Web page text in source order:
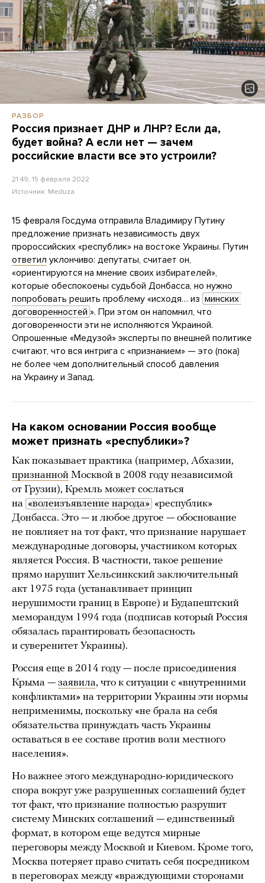
РАЗБОР
Россия признает ДНР и ЛНР? Если да,
будет война? А если нет — зачем
российские власти все это устроили?
21:49, 15 февраля 2022
Источник: Meduza
15 февраля Госдума отправила Владимиру Путину
предложение признать независимость двух
пророссийских «республик» на востоке Украины. Путин
ответил уклончиво: депутаты, считает он,
«ориентируются на мнение своих избирателей»,
которые обеспокоены судьбой Донбасса, но нужно
попробовать решить проблему «исходя… из минских
договоренностей ». При этом он напомнил, что
договоренности эти не исполняются Украиной.
Опрошенные «Медузой» эксперты по внешней политике
считают, что вся интрига с «признанием» — это (пока)
не более чем дополнительный способ давления
на Украину и Запад.
На каком основании Россия вообще
может признать «республики»?
Как показывает практика (например, Абхазии,
признанной Москвой в 2008 году независимой
от Грузии), Кремль может сослаться
на «волеизъявление народа» «республик»
Донбасса. Это — и любое другое — обоснование
не повлияет на тот факт, что признание нарушает
международные договоры, участником которых
является Россия. В частности, такое решение
прямо нарушит Хельсинкский заключительный
акт 1975 года (устанавливает принцип
нерушимости границ в Европе) и Будапештский
меморандум 1994 года (подписав который Россия
обязалась гарантировать безопасность
и суверенитет Украины).
Россия еще в 2014 году — после присоединения
Крыма — заявила, что к ситуации с «внутренними
конфликтами» на территории Украины эти нормы
неприменимы, поскольку «не брала на себя
обязательства принуждать часть Украины
оставаться в ее составе против воли местного
населения».
Но важнее этого международно-юридического
спора вокруг уже разрушенных соглашений будет
тот факт, что признание полностью разрушит
систему Минских соглашений — единственный
формат, в котором еще ведутся мирные
переговоры между Москвой и Киевом. Кроме того,
Москва потеряет право считать себя посредником
в переговорах между «враждующими сторонами